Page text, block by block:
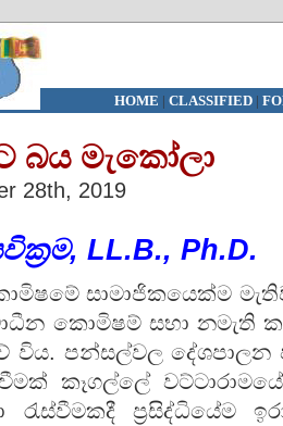
HOME | CLASSIFIED|
බය මැකෝලා
28th, 2019
LL.B., Ph.D.
සාමාජිකයෙක්ම
කොමිෂම් සභා
විය. පන්සල්වල දේශපාලන
කෑගල්ලේ
ප්‍රසිද්ධියේම